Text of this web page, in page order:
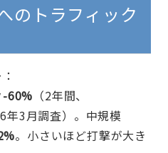
のトラフィック
-60% （2年間、
3月調査）。中規模
。小さいほど打撃が大き